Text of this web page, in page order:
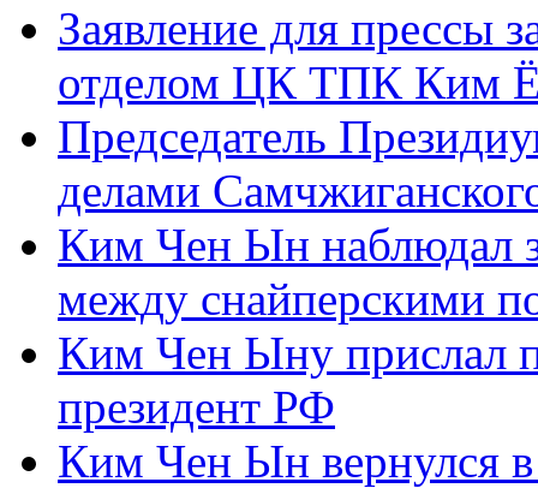
Заявление для прессы
отделом ЦК ТПК Ким
Председатель
делами
Ким Чен Ын наблюдал
между снайперскими
Ким Чен Ыну прислал
президент РФ
Ким Чен Ын вернулся